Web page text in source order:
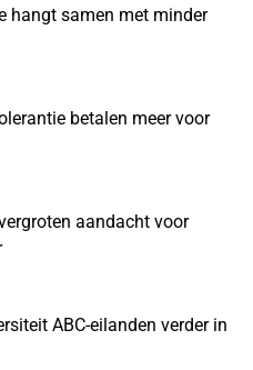
hangt samen met minder
betalen meer voor
aandacht voor
ABC-eilanden verder in